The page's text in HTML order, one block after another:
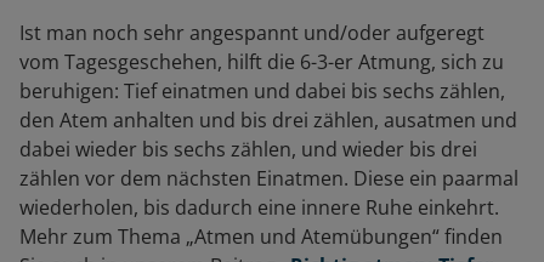
Ist man noch sehr angespannt und/oder aufgeregt
vom Tagesgeschehen, hilft die 6-3-er Atmung, sich zu
beruhigen: Tief einatmen und dabei bis sechs zählen,
den Atem anhalten und bis drei zählen, ausatmen und
dabei wieder bis sechs zählen, und wieder bis drei
zählen vor dem nächsten Einatmen. Diese ein paarmal
wiederholen, bis dadurch eine innere Ruhe einkehrt.
Mehr zum Thema „Atmen und Atemübungen“ finden